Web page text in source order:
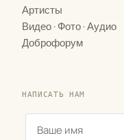
Артисты
Видео · Фото ·Аудио
Доброфорум
НАПИСАТЬ НАМ